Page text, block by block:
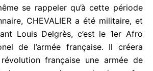
de l’époque. Même si cette
“guadeloupéenne“ semble un
il faut tout de même se rappeler
franco-révolutionnaire,
militaire, et donc un peu avant